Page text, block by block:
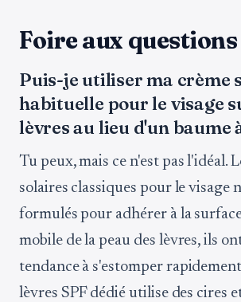
Foire aux questions
Puis-je utiliser ma crème
habituelle pour le visage
lèvres au lieu d'un baume
Tu peux, mais ce n'est pas l'idéal.
solaires classiques pour le visage
formulés pour adhérer à la
mobile de la peau des lèvres, ils
tendance à s'estomper
lèvres SPF dédié utilise des cires